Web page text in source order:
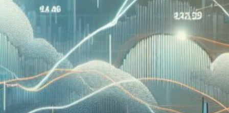
La plateforme de marché
prédictif Polymarket a mis en
place un modèle de frais
dynamique pour ses marchés